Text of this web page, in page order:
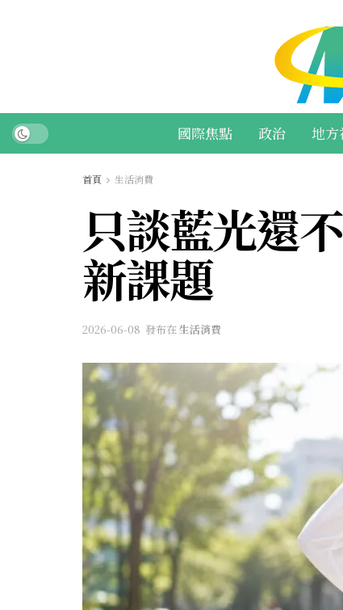
國際焦點 政治 地
首頁 生活消費
只談藍光還
新課題
2026-06-08 發布在生活消費